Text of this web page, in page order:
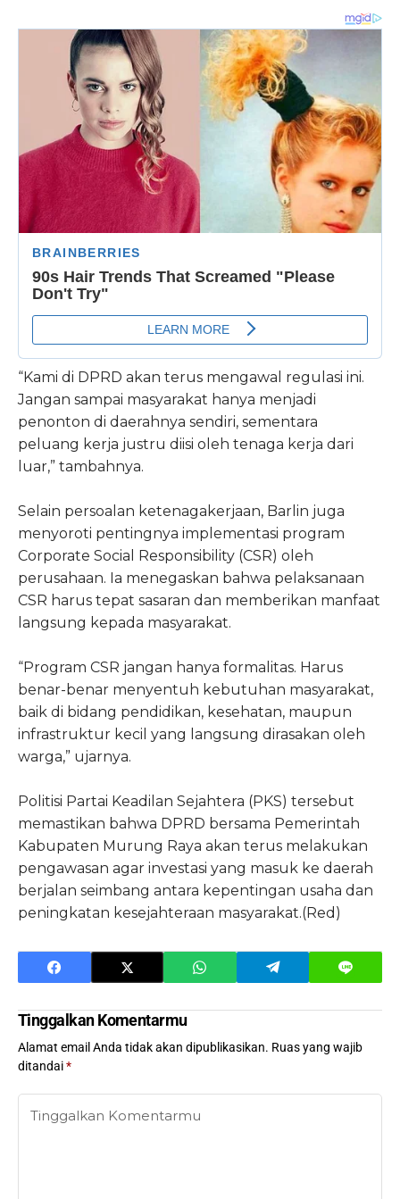
“Kami di DPRD akan terus mengawal regulasi ini.
Jangan sampai masyarakat hanya menjadi
penonton di daerahnya sendiri, sementara
peluang kerja justru diisi oleh tenaga kerja dari
luar,” tambahnya.
Selain persoalan ketenagakerjaan, Barlin juga
menyoroti pentingnya implementasi program
Corporate Social Responsibility (CSR) oleh
perusahaan. Ia menegaskan bahwa pelaksanaan
CSR harus tepat sasaran dan memberikan manfaat
langsung kepada masyarakat.
“Program CSR jangan hanya formalitas. Harus
benar-benar menyentuh kebutuhan masyarakat,
baik di bidang pendidikan, kesehatan, maupun
infrastruktur kecil yang langsung dirasakan oleh
warga,” ujarnya.
Politisi Partai Keadilan Sejahtera (PKS) tersebut
memastikan bahwa DPRD bersama Pemerintah
Kabupaten Murung Raya akan terus melakukan
pengawasan agar investasi yang masuk ke daerah
berjalan seimbang antara kepentingan usaha dan
peningkatan kesejahteraan masyarakat.(Red)
Tinggalkan Komentarmu
Alamat email Anda tidak akan dipublikasikan. Ruas yang wajib
ditandai*